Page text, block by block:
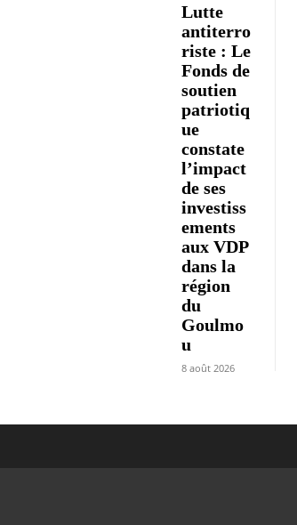
Lutte
antiterro
riste : Le
Fonds de
soutien
patriotiq
ue
constate
l’impact
de ses
investiss
ements
aux VDP
dans la
région
du
Goulmo
u
8 août 2026